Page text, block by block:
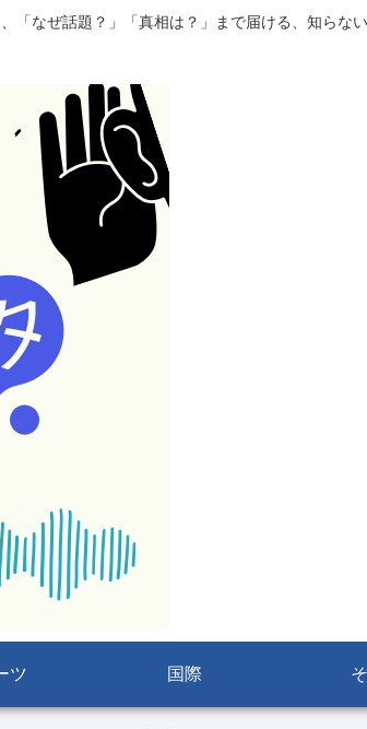
「なぜ話題？」「真相は？」まで届ける、知らな
ツ 国際